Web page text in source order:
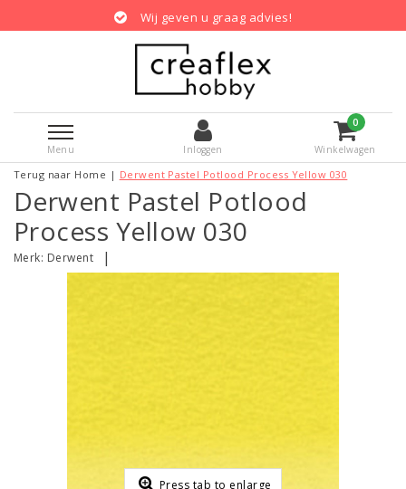
Wij geven u graag advies!
Menu Inloggen
0
Winkelwagen
Terug naar Home | Derwent Pastel Potlood Process Yellow 030
Derwent Pastel Potlood
Process Yellow 030
Merk: Derwent |
Press tab to enlarge